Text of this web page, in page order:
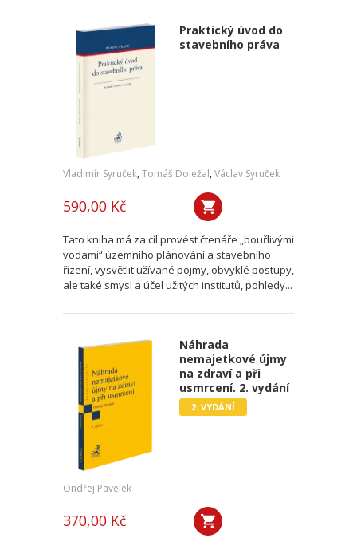
Praktický úvod do
stavebního práva
Vladimír Syruček, Tomáš Doležal, Václav Syruček
590,00 Kč
Tato kniha má za cíl provést čtenáře „bouřlivými
vodami“ územního plánování a stavebního
řízení, vysvětlit užívané pojmy, obvyklé postupy,
ale také smysl a účel užitých institutů, pohledy...
Náhrada
nemajetkové újmy
na zdraví a při
usmrcení. 2. vydání
2. VYDÁNÍ
Ondřej Pavelek
370,00 Kč